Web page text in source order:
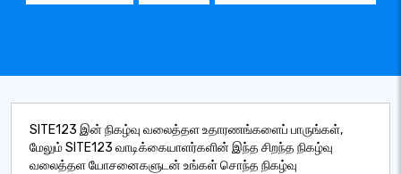
SITE123 இன் நிகழ்வு வலைத்தள உதாரணங்களைப் பாருங்கள்,
மேலும் SITE123 வாடிக்கையாளர்களின் இந்த சிறந்த நிகழ்வு
வலைத்தள யோசனைகளுடன் உங்கள் சொந்த நிகழ்வு